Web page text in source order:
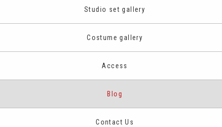
Studio set gallery
Costume gallery
Access
Blog
Contact Us